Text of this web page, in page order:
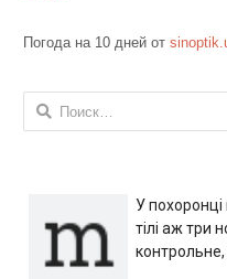
Погода на 10 дней от
Найти:
У
тілі аж три